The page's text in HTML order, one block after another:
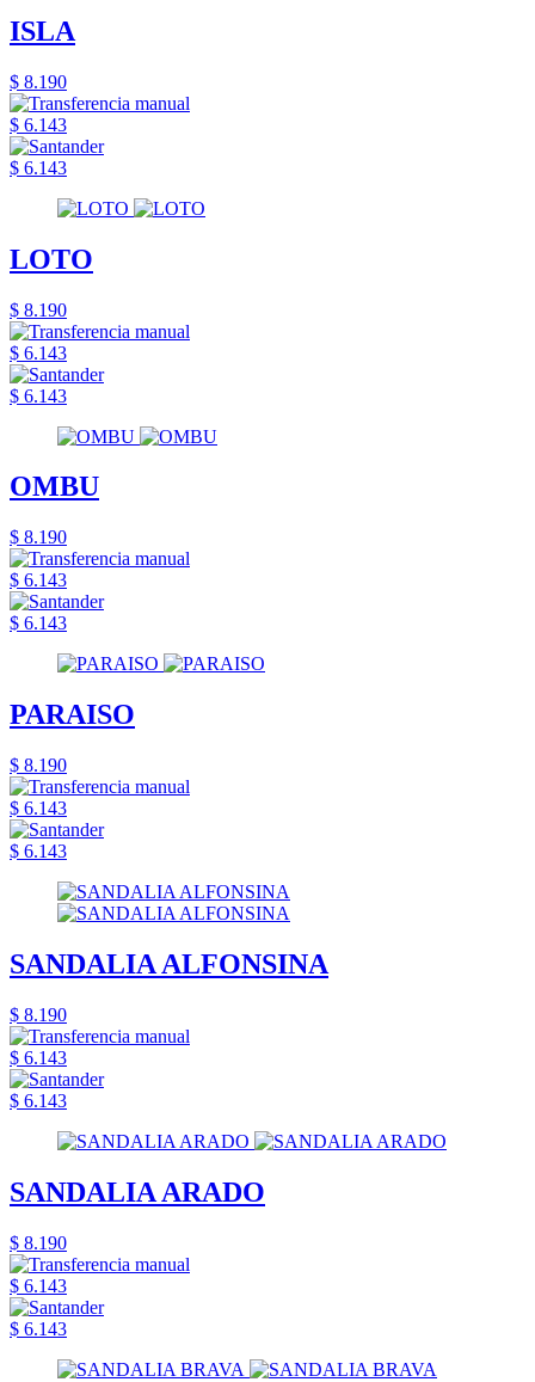
ISLA
$ 8.190
$ 6.143
$ 6.143
LOTO
$ 8.190
$ 6.143
$ 6.143
OMBU
$ 8.190
$ 6.143
$ 6.143
PARAISO
$ 8.190
$ 6.143
$ 6.143
SANDALIA ALFONSINA
$ 8.190
$ 6.143
$ 6.143
SANDALIA ARADO
$ 8.190
$ 6.143
$ 6.143